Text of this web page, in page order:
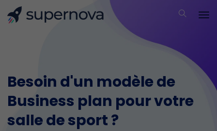
Besoin d'un modèle de
Business plan pour votre
salle de sport ?